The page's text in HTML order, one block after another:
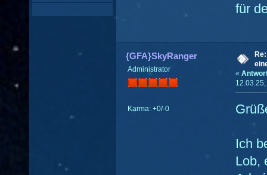
für
{GFA}SkyRanger
Administrator
Karma: +0/-0
«
Ich
Lob,